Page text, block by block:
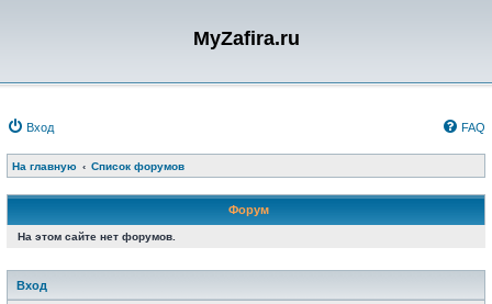
MyZafira.ru
Вход FAQ
На главную Список форумов
Форум
На этом сайте нет форумов.
Вход